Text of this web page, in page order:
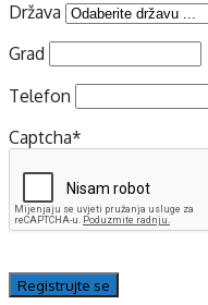
Država
Grad
Telefon
Captcha*